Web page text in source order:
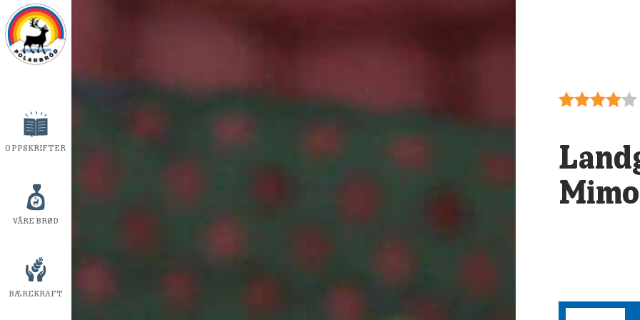
OPPSKRIFTER
VÅRE BRØD
BÆREKRAFT